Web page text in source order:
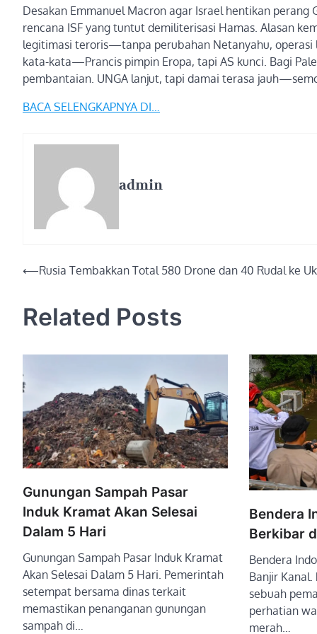
Desakan Emmanuel Macron agar Israel hentikan
rencana ISF yang tuntut demiliterisasi Hamas. Alasan
legitimasi teroris—tanpa perubahan Netanyahu, operasi
kata-kata—Prancis pimpin Eropa, tapi AS kunci. Bagi
pembantaian. UNGA lanjut, tapi damai terasa
BACA SELENGKAPNYA DI…
admin
Post
⟵Rusia Tembakkan Total 580 Drone dan 40 Rudal ke
Related Posts
Gunungan Sampah Pasar
Induk Kramat Akan Selesai
Dalam 5 Hari
Gunungan Sampah Pasar Induk Kramat
Akan Selesai Dalam 5 Hari. Pemerintah
setempat bersama dinas terkait
memastikan penanganan gunungan
sampah di…
Bendera
Berkibar
Bendera
Banjir Kanal.
sebuah
perhatian
merah…